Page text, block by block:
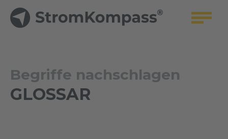
Begriffe nachschlagen
GLOSSAR